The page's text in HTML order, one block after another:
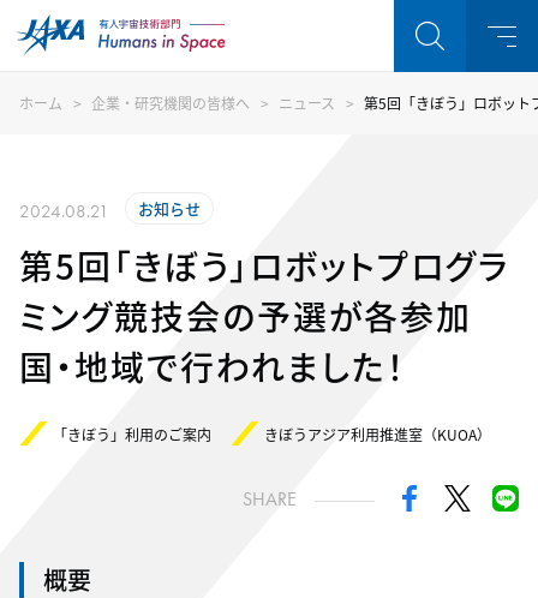
ホーム 企業・研究機関の皆様へ ニュース 第5回「きぼう」ロボット
2024.08.21 お知らせ
第5回「きぼう」ロボットプログラ
ミング競技会の予選が各参加
国・地域で行われました！
「きぼう」利用のご案内 きぼうアジア利用推進室（KUOA）
SHARE
概要